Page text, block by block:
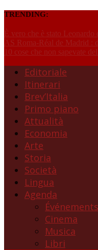
TRENDING:
È vero che è stato Leonardo
AS Roma-Réal de Madrid :
10 cose che non sapevate
Editoriale
Itinerari
Brev’Italia
Primo piano
Attualità
Economia
Arte
Storia
Società
Lingua
Agenda
Événements
Cinema
Musica
Libri